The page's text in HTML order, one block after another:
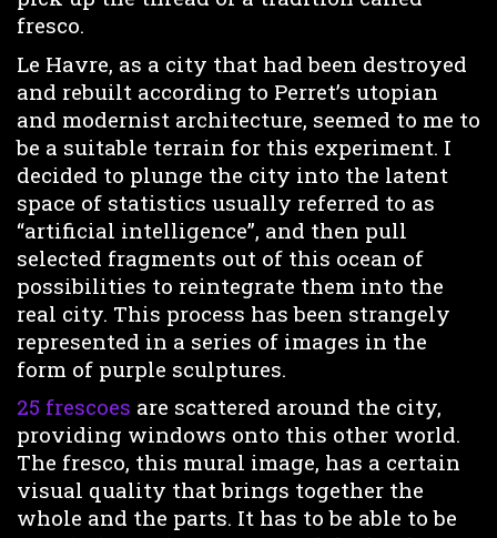
fresco.
Le Havre, as a city that had been destroyed
and rebuilt according to Perret’s utopian
and modernist architecture, seemed to me to
be a suitable terrain for this experiment. I
decided to plunge the city into the latent
space of statistics usually referred to as
“artificial intelligence”, and then pull
selected fragments out of this ocean of
possibilities to reintegrate them into the
real city. This process has been strangely
represented in a series of images in the
form of purple sculptures.
25 frescoes are scattered around the city,
providing windows onto this other world.
The fresco, this mural image, has a certain
visual quality that brings together the
whole and the parts. It has to be able to be